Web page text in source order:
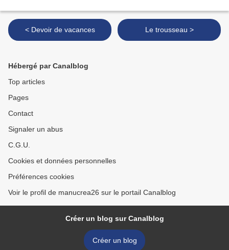
< Devoir de vacances Le trousseau >
Hébergé par Canalblog
Top articles
Pages
Contact
Signaler un abus
C.G.U.
Cookies et données personnelles
Préférences cookies
Voir le profil de manucrea26 sur le portail Canalblog
Créer un blog sur Canalblog
Créer un blog